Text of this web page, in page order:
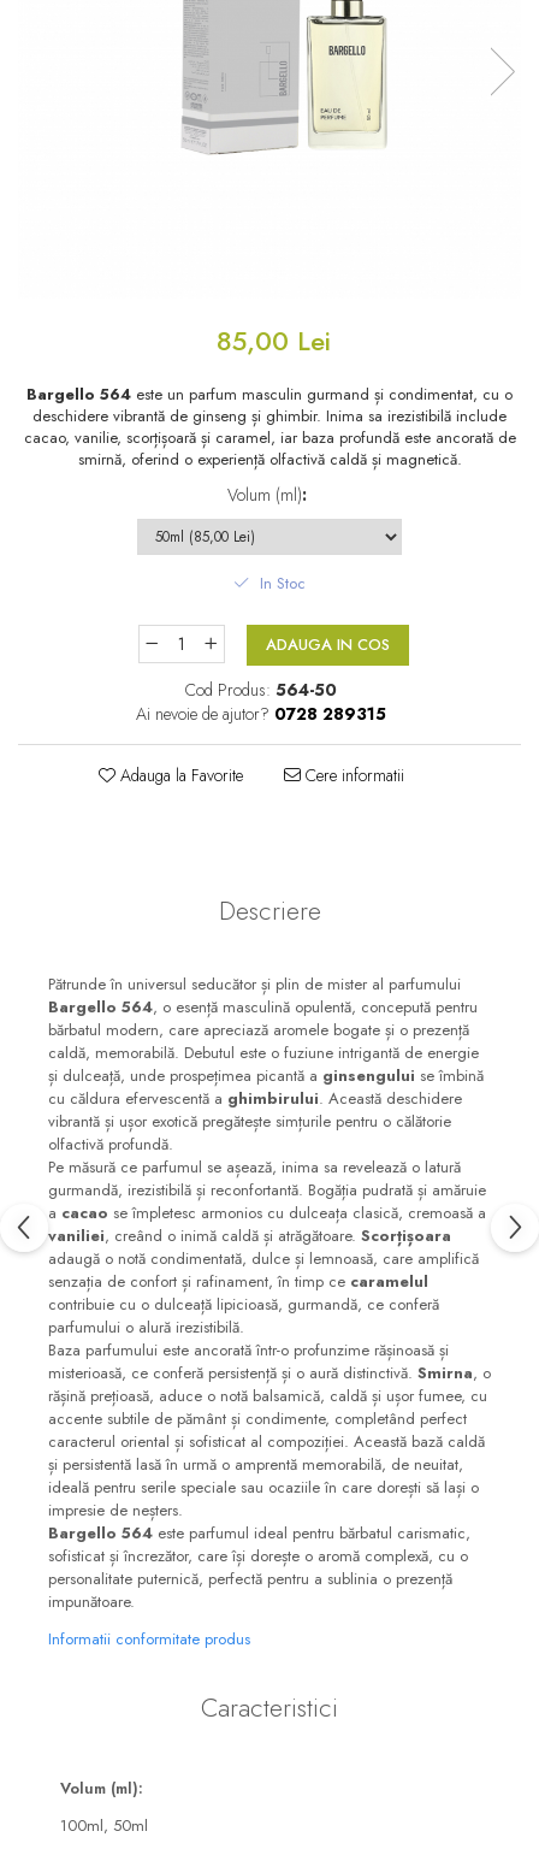
Floral - Lemnos - Mosc
Oriental-Fougere
Oriental-Lemnos
Floral-Fructat-Gurmand
Lemnos-Cypre
Oriental-Condimentat
Floral-Aldehidic
Floral-Lemnos
Oriental-Lemnos
Aromatic-Fougere
Aromatic-Condimentat
Lemnos-Floral/Mosc
Lemnos-Cypre
Lemnos-Acvatic
Aromatic-Verde
85,00 Lei
Bargello 564 este un parfum masculin gurmand și condimentat, cu o
deschidere vibrantă de ginseng și ghimbir. Inima sa irezistibilă include
cacao, vanilie, scorțișoară și caramel, iar baza profundă este ancorată de
smirnă, oferind o experiență olfactivă caldă și magnetică.
Volum (ml):
In Stoc
ADAUGA IN COS
Cod Produs: 564-50
Ai nevoie de ajutor? 0728 289315
Adauga la Favorite Cere informatii
Descriere
Pătrunde în universul seducător și plin de mister al parfumului
Bargello 564, o esență masculină opulentă, concepută pentru
bărbatul modern, care apreciază aromele bogate și o prezență
caldă, memorabilă. Debutul este o fuziune intrigantă de energie
și dulceață, unde prospețimea picantă a ginsengului se îmbină
cu căldura efervescentă a ghimbirului. Această deschidere
vibrantă și ușor exotică pregătește simțurile pentru o călătorie
olfactivă profundă.
Pe măsură ce parfumul se așează, inima sa revelează o latură
gurmandă, irezistibilă și reconfortantă. Bogăția pudrată și amăruie
a cacao se împletesc armonios cu dulceața clasică, cremoasă a
vaniliei, creând o inimă caldă și atrăgătoare. Scorțișoara
adaugă o notă condimentată, dulce și lemnoasă, care amplifică
senzația de confort și rafinament, în timp ce caramelul
contribuie cu o dulceață lipicioasă, gurmandă, ce conferă
parfumului o alură irezistibilă.
Baza parfumului este ancorată într-o profunzime rășinoasă și
misterioasă, ce conferă persistență și o aură distinctivă. Smirna, o
rășină prețioasă, aduce o notă balsamică, caldă și ușor fumee, cu
accente subtile de pământ și condimente, completând perfect
caracterul oriental și sofisticat al compoziției. Această bază caldă
și persistentă lasă în urmă o amprentă memorabilă, de neuitat,
ideală pentru serile speciale sau ocaziile în care dorești să lași o
impresie de neșters.
Bargello 564 este parfumul ideal pentru bărbatul carismatic,
sofisticat și încrezător, care își dorește o aromă complexă, cu o
personalitate puternică, perfectă pentru a sublinia o prezență
impunătoare.
Informatii conformitate produs
Caracteristici
Volum (ml):
100ml, 50ml